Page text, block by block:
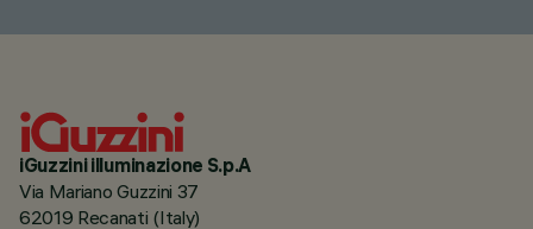
iGuzzini illuminazione S.p.A
Via Mariano Guzzini 37
62019 Recanati (Italy)